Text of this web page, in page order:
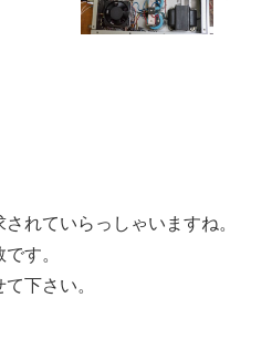
れていらっしゃいますね。
す。
下さい。